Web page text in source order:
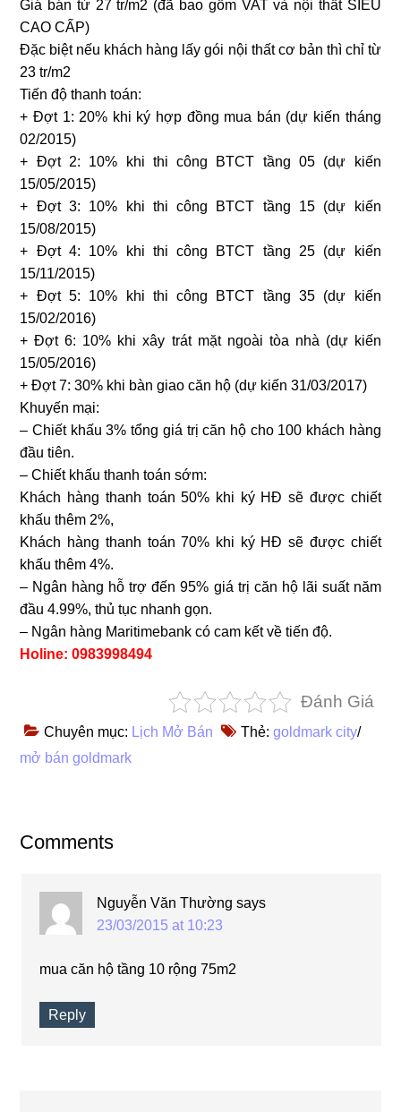
Giá bán từ 27 tr/m2 (đã bao gồm VAT và nội thất SIÊU
CAO CẤP)
Đặc biệt nếu khách hàng lấy gói nội thất cơ bản thì chỉ từ
23 tr/m2
Tiến độ thanh toán:
+ Đợt 1: 20% khi ký hợp đồng mua bán (dự kiến tháng
02/2015)
+ Đợt 2: 10% khi thi công BTCT tầng 05 (dự kiến
15/05/2015)
+ Đợt 3: 10% khi thi công BTCT tầng 15 (dự kiến
15/08/2015)
+ Đợt 4: 10% khi thi công BTCT tầng 25 (dự kiến
15/11/2015)
+ Đợt 5: 10% khi thi công BTCT tầng 35 (dự kiến
15/02/2016)
+ Đợt 6: 10% khi xây trát mặt ngoài tòa nhà (dự kiến
15/05/2016)
+ Đợt 7: 30% khi bàn giao căn hộ (dự kiến 31/03/2017)
Khuyến mại:
– Chiết khấu 3% tổng giá trị căn hộ cho 100 khách hàng
đầu tiên.
– Chiết khấu thanh toán sớm:
Khách hàng thanh toán 50% khi ký HĐ sẽ được chiết
khấu thêm 2%,
Khách hàng thanh toán 70% khi ký HĐ sẽ được chiết
khấu thêm 4%.
– Ngân hàng hỗ trợ đến 95% giá trị căn hộ lãi suất năm
đầu 4.99%, thủ tục nhanh gọn.
– Ngân hàng Maritimebank có cam kết về tiến độ.
Holine: 0983998494
Đánh Giá
Chuyên mục: Lịch Mở Bán Thẻ:goldmark city/
mở bán goldmark
Reader
Comments
Nguyễn Văn Thường says
23/03/2015 at 10:23
mua căn hộ tầng 10 rộng 75m2
Reply